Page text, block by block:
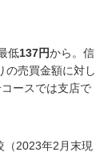
低137円から。信
の売買金額に対し
ースでは支店で
（2023年2月末現